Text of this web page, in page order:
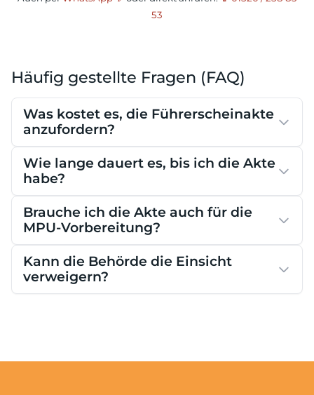
53
Häufig gestellte Fragen (FAQ)
Was kostet es, die Führerscheinakte
anzufordern?
Wie lange dauert es, bis ich die Akte
habe?
Brauche ich die Akte auch für die
MPU-Vorbereitung?
Kann die Behörde die Einsicht
verweigern?